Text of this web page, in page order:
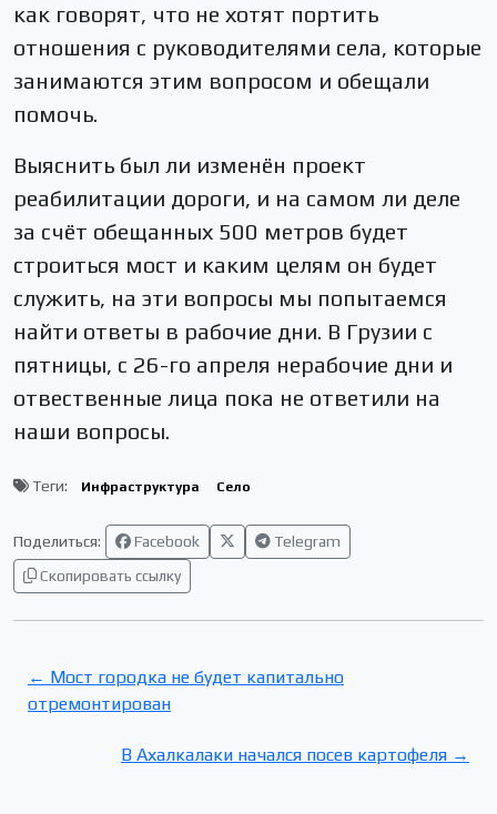
как говорят, что не хотят портить
отношения с руководителями села, которые
занимаются этим вопросом и обещали
помочь.
Выяснить был ли изменён проект
реабилитации дороги, и на самом ли деле
за счёт обещанных 500 метров будет
строиться мост и каким целям он будет
служить, на эти вопросы мы попытаемся
найти ответы в рабочие дни. В Грузии с
пятницы, с 26-го апреля нерабочие дни и
отвественные лица пока не ответили на
наши вопросы.
Теги: Инфраструктура Село
Поделиться: Facebook
Telegram
Скопировать ссылку
← Мост городка не будет капитально
отремонтирован
В Ахалкалаки начался посев картофеля →